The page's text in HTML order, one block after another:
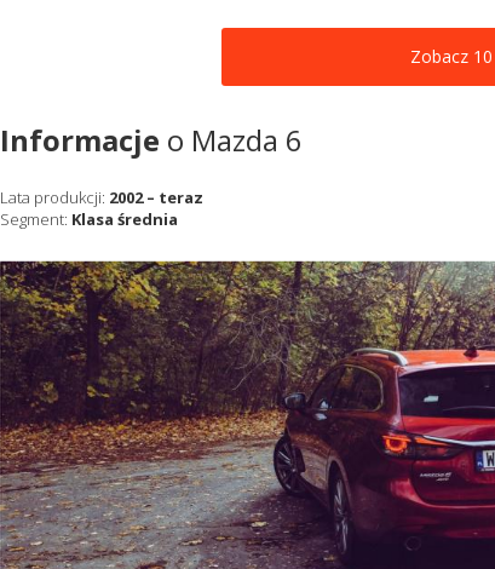
Zobacz
Informacje o Mazda 6
Lata produkcji: 2002 – teraz
Segment: Klasa średnia